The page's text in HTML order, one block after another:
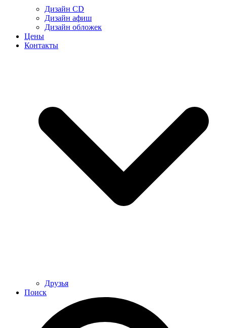
Дизайн CD
Дизайн афиш
Дизайн обложек
Цены
Контакты
Друзья
Поиск